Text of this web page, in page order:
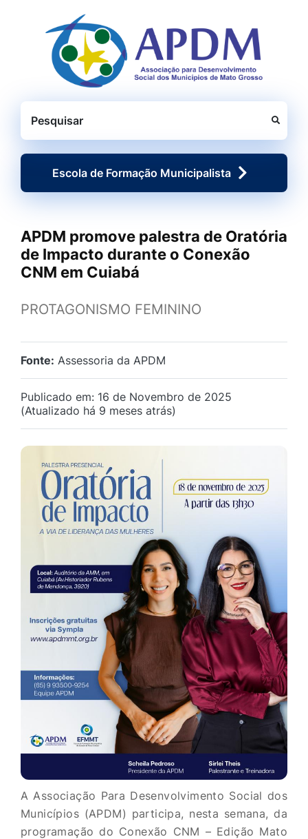
Seção de atalhos e links
Ir para o menu [alt+2]
Ir para o rodapé [alt+4]
Pesquisar
Escola de Formação Municipalista
APDM promove palestra de Oratória
de Impacto durante o Conexão
CNM em Cuiabá
PROTAGONISMO FEMININO
Fonte: Assessoria da APDM
Publicado em: 16 de Novembro de 2025
(Atualizado há 9 meses atrás)
A Associação Para Desenvolvimento Social dos
Municípios (APDM) participa, nesta semana, da
programação do Conexão CNM – Edição Mato